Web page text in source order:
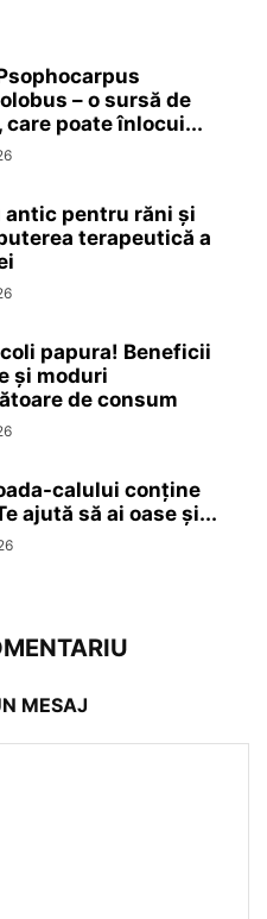
– o sursă de
care poate înlocui...
antic pentru răni și
terapeutică a
papura! Beneficii
și moduri
de consum
calului conține
ajută să ai oase și...
MESAJ